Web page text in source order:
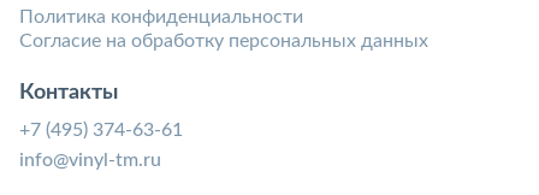
Политика конфиденциальности
Согласие на обработку персональных данных
Контакты
+7 (495) 374-63-61
info@vinyl-tm.ru